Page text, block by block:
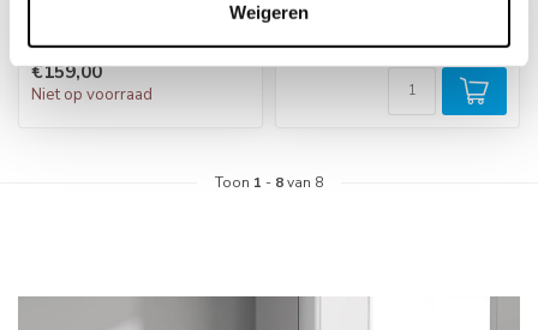
Weigeren
€159,00
Niet op voorraad
€159,00
Op voorraad
Toon 1 - 8van 8